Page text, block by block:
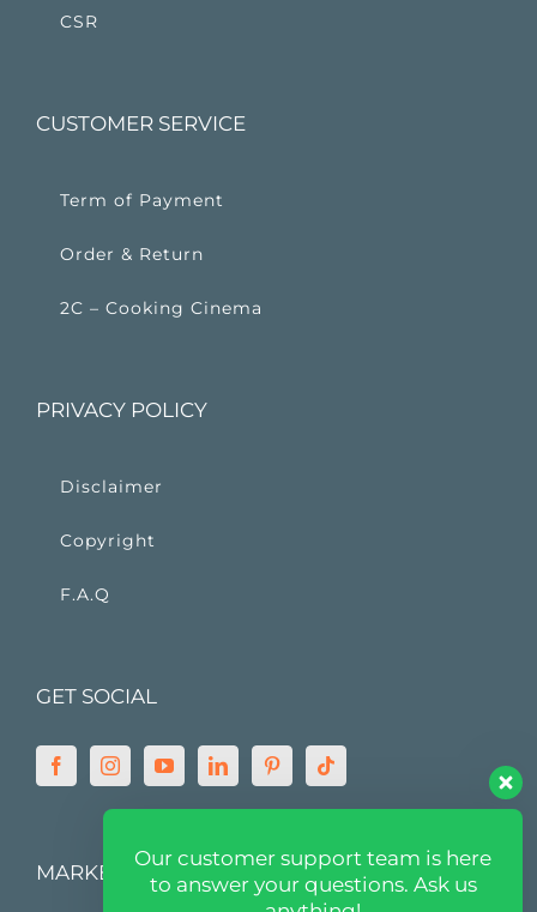
CSR
CUSTOMER SERVICE
Term of Payment
Order & Return
2C – Cooking Cinema
PRIVACY POLICY
Disclaimer
Copyright
F.A.Q
GET SOCIAL
MARKETPLACE
Our customer support team is here
to answer your questions. Ask us